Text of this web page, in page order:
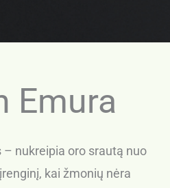
Emura
– nukreipia oro srautą nuo
kai žmonių nėra